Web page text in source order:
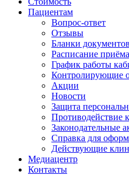
Пациентам
Вопрос-ответ
Отзывы
Бланки документов
Расписание
График работы
Контролирующие
Акции
Новости
Защита
Противодействие
Законодательные
Справка для
Действующие
Медиацентр
Контакты